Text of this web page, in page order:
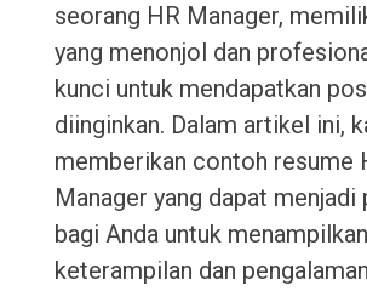
seorang HR Manager,
yang menonjol dan
kunci untuk mendapatkan
diinginkan. Dalam artikel ini,
memberikan contoh resume
Manager yang dapat menjadi
bagi Anda untuk menampilkan
keterampilan dan